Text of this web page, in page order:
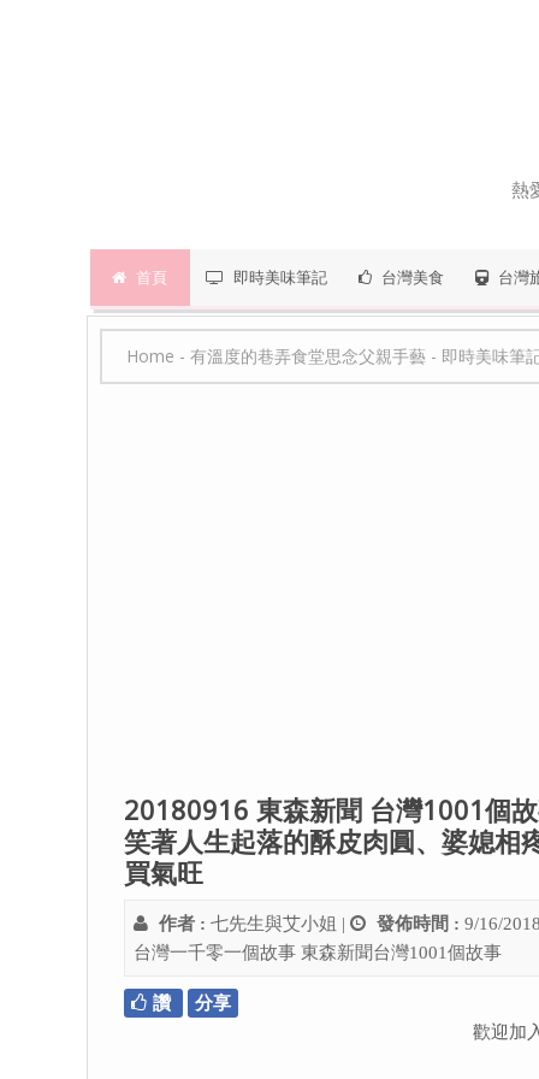
熱
首頁 即時美味筆記 台灣美食 台灣
Home - 有溫度的巷弄食堂思念父親手藝 - 即時美味筆
20180916 東森新聞 台灣1001個
笑著人生起落的酥皮肉圓、婆媳相
買氣旺
作者 : 七先生與艾小姐 | 發佈時間 : 9/16/
台灣一千零一個故事 東森新聞台灣1001個故事
讚
分享
歡迎加